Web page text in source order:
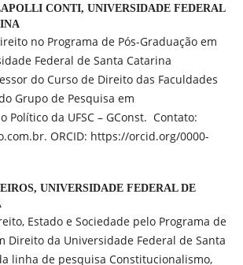
CONTI, UNIVERSIDADE FEDERAL
no Programa de Pós-Graduação em
Federal de Santa Catarina
do Curso de Direito das Faculdades
Grupo de Pesquisa em
Político da UFSC – GConst. Contato:
ORCID: https://orcid.org/0000-
UNIVERSIDADE FEDERAL DE
Estado e Sociedade pelo Programa de
Direito da Universidade Federal de Santa
linha de pesquisa Constitucionalismo,